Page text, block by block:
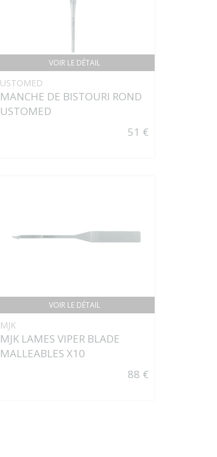
VOIR LE DÉTAIL
USTOMED
MANCHE DE BISTOURI ROND
USTOMED
51 €
VOIR LE DÉTAIL
MJK
MJK LAMES VIPER BLADE
MALLEABLES X10
88 €